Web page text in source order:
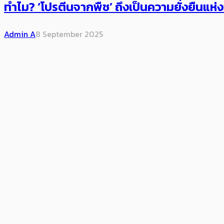
ทำไม? ‘โปรตีนจากพืช’​ ถึงเป็นความยั่งยืนแห่
Admin A8 September 2025